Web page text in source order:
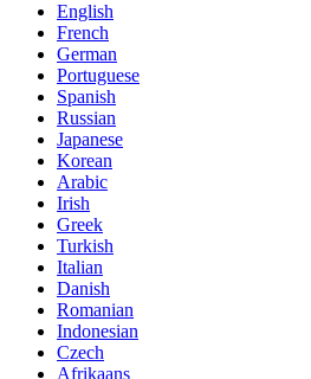
English
French
German
Portuguese
Spanish
Russian
Japanese
Korean
Arabic
Irish
Greek
Turkish
Italian
Danish
Romanian
Indonesian
Czech
Afrikaans